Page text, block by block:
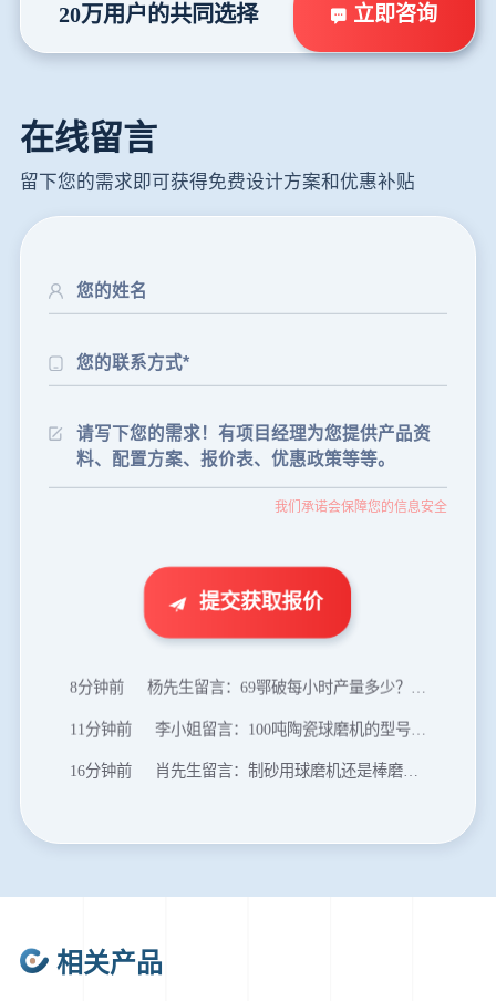
20万用户的共同选择 立即咨询
在线留言
留下您的需求即可获得免费设计方案和优惠补贴
我们承诺会保障您的信息安全
提交获取报价
24分钟前 朱先生留言：制砂机3000吨一套多少钱？
35分钟前 张先生留言：碎石机有几种型号？碎石机械设备一套价格？
武先生留言：年产100万吨机制砂，用什么设备？
王先生留言：建一条石料破碎生产线，规模300吨/小时，提供设备选型和报价。
陈先生留言：每小时100吨建筑垃圾粉碎机？推荐用什么型号？
8分钟前 杨先生留言：69鄂破每小时产量多少？参数和工作视频。
11分钟前 李小姐留言：100吨陶瓷球磨机的型号和参数？
16分钟前 肖先生留言：制砂用球磨机还是棒磨机？每小时100吨价格。
24分钟前 朱先生留言：制砂机3000吨一套多少钱？
1分钟前 谢先生留言：球磨机多少钱一台？提供型号和参数。
相关产品